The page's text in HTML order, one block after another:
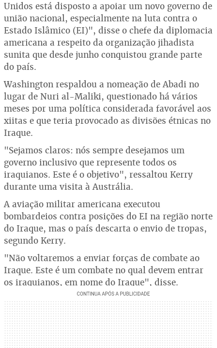
Unidos está disposto a apoiar um novo governo de
união nacional, especialmente na luta contra o
Estado Islâmico (EI)", disse o chefe da diplomacia
americana a respeito da organização jihadista
sunita que desde junho conquistou grande parte
do país.
Washington respaldou a nomeação de Abadi no
lugar de Nuri al-Maliki, questionado há vários
meses por uma política considerada favorável aos
xiitas e que teria provocado as divisões étnicas no
Iraque.
"Sejamos claros: nós sempre desejamos um
governo inclusivo que represente todos os
iraquianos. Este é o objetivo", ressaltou Kerry
durante uma visita à Austrália.
A aviação militar americana executou
bombardeios contra posições do EI na região norte
do Iraque, mas o país descarta o envio de tropas,
segundo Kerry.
"Não voltaremos a enviar forças de combate ao
Iraque. Este é um combate no qual devem entrar
os iraquianos, em nome do Iraque", disse.